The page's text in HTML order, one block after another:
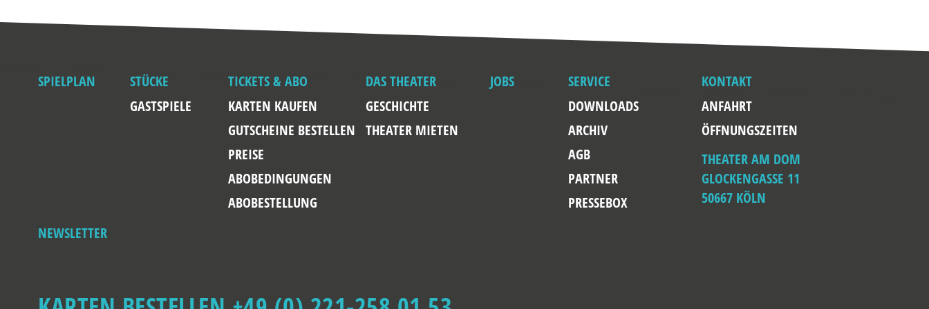
SPIELPLAN
STÜCKE
GASTSPIELE
TICKETS & ABO
KARTEN KAUFEN
GUTSCHEINE BESTELLEN
PREISE
ABOBEDINGUNGEN
ABOBESTELLUNG
DAS THEATER
GESCHICHTE
THEATER MIETEN
JOBS
SERVICE
DOWNLOADS
ARCHIV
AGB
PARTNER
PRESSEBOX
NEWSLETTER
KONTAKT
ANFAHRT
ÖFFNUNGSZEITEN
THEATER AM DOM
GLOCKENGASSE 11
50667 KÖLN